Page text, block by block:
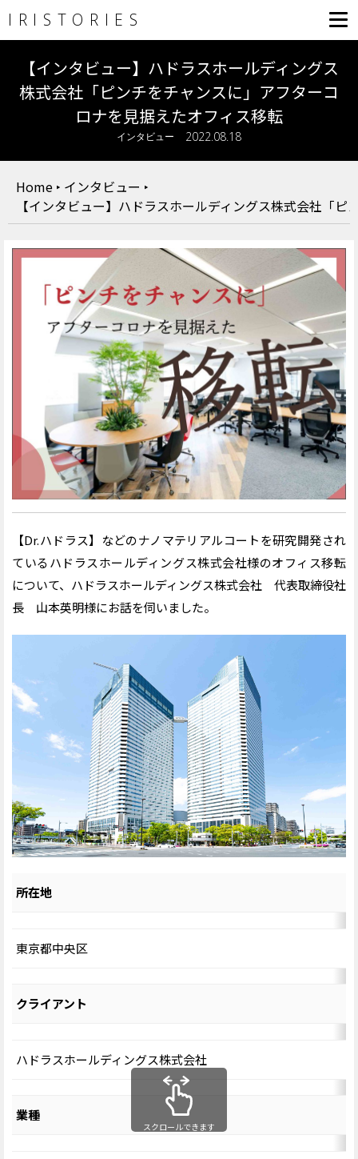
IRISTORIES
【インタビュー】ハドラスホールディングス
株式会社「ピンチをチャンスに」アフターコ
ロナを見据えたオフィス移転
インタビュー 2022.08.18
Home ‣ インタビュー ‣
【インタビュー】ハドラスホールディングス株式会社「
【Dr.ハドラス】などのナノマテリアルコートを研究開発され
ているハドラスホールディングス株式会社様のオフィス移転
について、ハドラスホールディングス株式会社 代表取締役社
長 山本英明様にお話を伺いました。
所在地
東京都中央区
クライアント
ハドラスホールディングス株式会社
業種